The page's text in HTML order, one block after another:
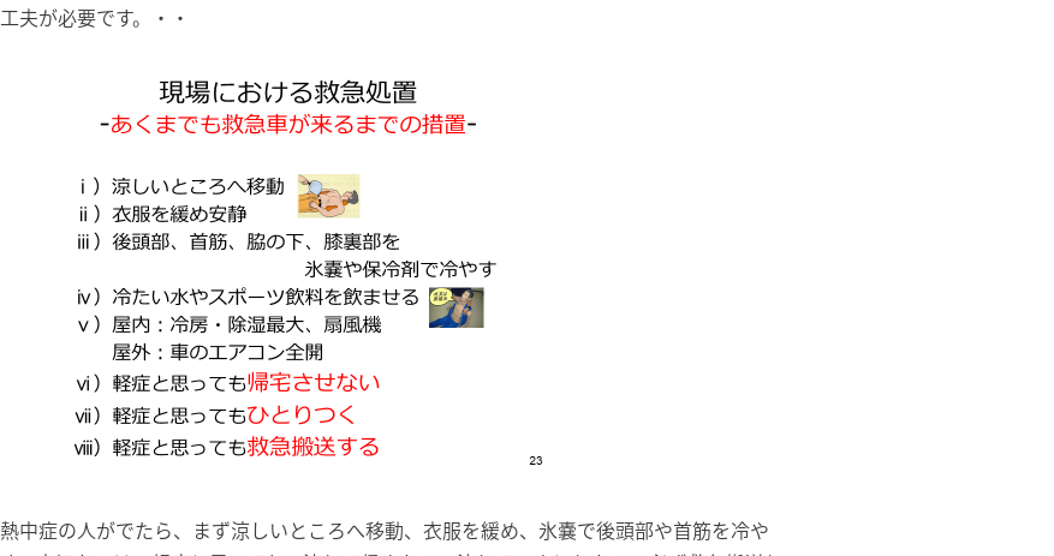
工夫が必要です。・・
熱中症の人がでたら、まず涼しいところへ移動、衣服を緩め、氷嚢で後頭部や首筋を冷や